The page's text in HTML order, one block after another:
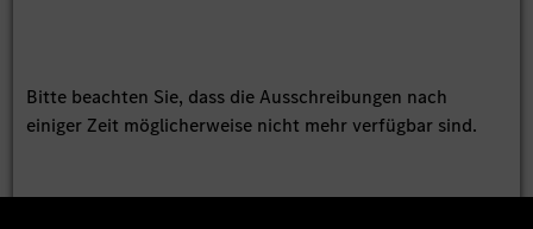
Bitte beachten Sie, dass die Ausschreibungen nach
einiger Zeit möglicherweise nicht mehr verfügbar sind.